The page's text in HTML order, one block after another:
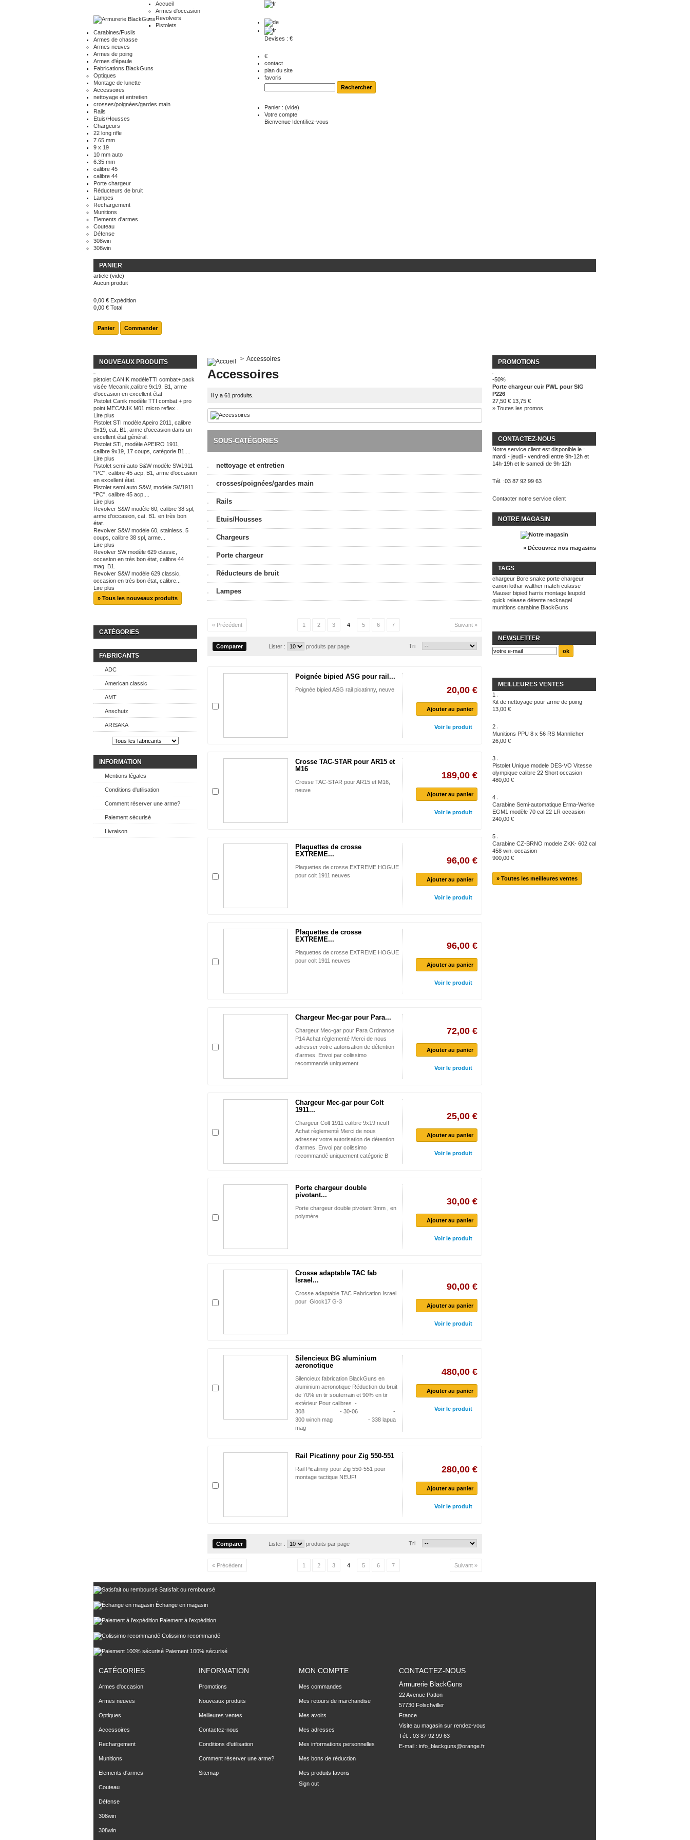
Devises : €
€
contact
plan du site
favoris
Panier : (vide)
Votre compte
Bienvenue Identifiez-vous
Accueil
Armes d'occasion
Revolvers
Pistolets
Carabines/Fusils
Armes de chasse
Armes neuves
Armes de poing
Armes d'épaule
Fabrications BlackGuns
Optiques
Montage de lunette
Accessoires
nettoyage et entretien
crosses/poignées/gardes main
Rails
Etuis/Housses
Chargeurs
22 long rifle
7.65 mm
9 x 19
10 mm auto
6.35 mm
calibre 45
calibre 44
Porte chargeur
Réducteurs de bruit
Lampes
Rechargement
Munitions
Elements d'armes
Couteau
Défense
308win
308win
PANIER
article (vide)
Aucun produit
0,00 € Expédition
0,00 € Total
Panier Commander
NOUVEAUX PRODUITS
pistolet CANIK modèleTTI combat+ pack
visée Mecanik,calibre 9x19, B1, arme
d'occasion en excellent état
Pistolet Canik modèle TTI combat + pro
point MECANIK M01 micro reflex...
Lire plus
Pistolet STI modèle Apeiro 2011, calibre
9x19, cat. B1, arme d'occasion dans un
excellent état général.
Pistolet STI, modèle APEIRO 1911,
calibre 9x19, 17 coups, catégorie B1....
Lire plus
Pistolet semi-auto S&W modèle SW1911
"PC", calibre 45 acp, B1, arme d'occasion
en excellent état.
Pistolet semi auto S&W, modèle SW1911
"PC", calibre 45 acp,...
Lire plus
Revolver S&W modèle 60, calibre 38 spl,
arme d'occasion, cat. B1. en très bon
état.
Revolver S&W modèle 60, stainless, 5
coups, calibre 38 spl, arme...
Lire plus
Revolver SW modèle 629 classic,
occasion en très bon état, calibre 44
mag. B1.
Revolver S&W modèle 629 classic,
occasion en très bon état, calibre...
Lire plus
» Tous les nouveaux produits
CATÉGORIES
FABRICANTS
ADC
American classic
AMT
Anschutz
ARISAKA
INFORMATION
Mentions légales
Conditions d'utilisation
Comment réserver une arme?
Paiement sécurisé
Livraison
> Accessoires
Accessoires
Il y a 61 produits.
SOUS-CATÉGORIES
nettoyage et entretien
crosses/poignées/gardes main
Rails
Etuis/Housses
Chargeurs
Porte chargeur
Réducteurs de bruit
Lampes
« Précédent 1 2 3 4 5 6 7 Suivant »
Tri
Lister : produits par page
Poignée bipied ASG pour rail...
Poignée bipied ASG rail picatinny, neuve 20,00 €
Ajouter au panier
Voir le produit
Crosse TAC-STAR pour AR15 et
M16
Crosse TAC-STAR pour AR15 et M16,
neuve
189,00 €
Ajouter au panier
Voir le produit
Plaquettes de crosse
EXTREME...
Plaquettes de crosse EXTREME HOGUE
pour colt 1911 neuves
96,00 €
Ajouter au panier
Voir le produit
Plaquettes de crosse
EXTREME...
Plaquettes de crosse EXTREME HOGUE
pour colt 1911 neuves
96,00 €
Ajouter au panier
Voir le produit
Chargeur Mec-gar pour Para...
Chargeur Mec-gar pour Para Ordnance
P14 Achat règlementé Merci de nous
adresser votre autorisation de détention
d'armes. Envoi par colissimo
recommandé uniquement
72,00 €
Ajouter au panier
Voir le produit
Chargeur Mec-gar pour Colt
1911...
Chargeur Colt 1911 calibre 9x19 neuf!
Achat règlementé Merci de nous
adresser votre autorisation de détention
d'armes. Envoi par colissimo
recommandé uniquement catégorie B
25,00 €
Ajouter au panier
Voir le produit
Porte chargeur double
pivotant...
Porte chargeur double pivotant 9mm , en
polymère
30,00 €
Ajouter au panier
Voir le produit
Crosse adaptable TAC fab
Israel...
Crosse adaptable TAC Fabrication Israel
pour Glock17 G-3
90,00 €
Ajouter au panier
Voir le produit
Silencieux BG aluminium
aeronotique
Silencieux fabrication BlackGuns en
aluminium aeronotique Réduction du bruit
de 70% en tir souterrain et 90% en tir
extérieur Pour calibres -
308 - 30-06 -
300 winch mag - 338 lapua
mag
480,00 €
Ajouter au panier
Voir le produit
Rail Picatinny pour Zig 550-551
Rail Picatinny pour Zig 550-551 pour
montage tactique NEUF!
280,00 €
Ajouter au panier
Voir le produit
Tri
Lister : produits par page
« Précédent 1 2 3 4 5 6 7 Suivant »
PROMOTIONS
-50%
Porte chargeur cuir PWL pour SIG
P226
27,50 € 13,75 €
» Toutes les promos
CONTACTEZ-NOUS
Notre service client est disponible le :
mardi - jeudi - vendredi entre 9h-12h et
14h-19h et le samedi de 9h-12h
Tél. :03 87 92 99 63
Contacter notre service client
NOTRE MAGASIN
» Découvrez nos magasins
TAGS
chargeur Bore snake porte chargeur
canon lothar walther match culasse
Mauser bipied harris montage leupold
quick release détente recknagel
munitions carabine BlackGuns
NEWSLETTER
MEILLEURES VENTES
1
Kit de nettoyage pour arme de poing
13,00 €
2
Munitions PPU 8 x 56 RS Mannlicher
26,00 €
3
Pistolet Unique modele DES-VO Vitesse
olympique calibre 22 Short occasion
480,00 €
4
Carabine Semi-automatique Erma-Werke
EGM1 modèle 70 cal 22 LR occasion
240,00 €
5
Carabine CZ-BRNO modele ZKK- 602 cal
458 win. occasion
900,00 €
» Toutes les meilleures ventes
Satisfait ou remboursé
Échange en magasin
Paiement à l'expédition
Colissimo recommandé
Paiement 100% sécurisé
CATÉGORIES
Armes d'occasion
Armes neuves
Optiques
Accessoires
Rechargement
Munitions
Elements d'armes
Couteau
Défense
308win
308win
INFORMATION
Promotions
Nouveaux produits
Meilleures ventes
Contactez-nous
Conditions d'utilisation
Comment réserver une arme?
Sitemap
MON COMPTE
Mes commandes
Mes retours de marchandise
Mes avoirs
Mes adresses
Mes informations personnelles
Mes bons de réduction
Mes produits favoris
Sign out
CONTACTEZ-NOUS
Armurerie BlackGuns
22 Avenue Patton
57730 Folschviller
France
Visite au magasin sur rendez-vous
Tél. : 03 87 92 99 63
E-mail : info_blackguns@orange.fr